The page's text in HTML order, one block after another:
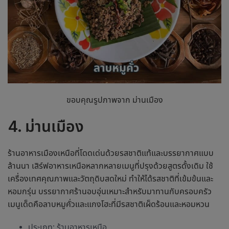
ขอบคุณรูปภาพจาก ม่านเมือง
4. ม่านเมือง
ร้านอาหารเมืองเหนือที่โดดเด่นด้วยรสชาติแท้และบรรยากาศแบบ
ล้านนา เสิร์ฟอาหารเหนือหลากหลายเมนูที่ปรุงด้วยสูตรดั้งเดิม ใช้
เครื่องเทศคุณภาพและวัตถุดิบสดใหม่ ทำให้ได้รสชาติที่เข้มข้นและ
หอมกรุ่น บรรยากาศร้านอบอุ่นเหมาะสำหรับมาทานกับครอบครัว
เมนูเด็ดคือลาบหมูคั่วและแกงโฮะที่มีรสชาติเผ็ดร้อนและหอมหวน